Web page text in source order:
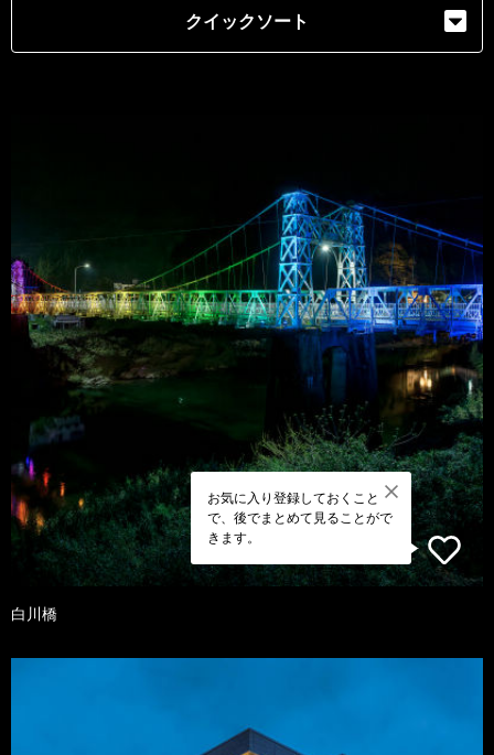
クイックソート
お気に入り登録しておくこと
で、後でまとめて見ることがで
きます。
白川橋